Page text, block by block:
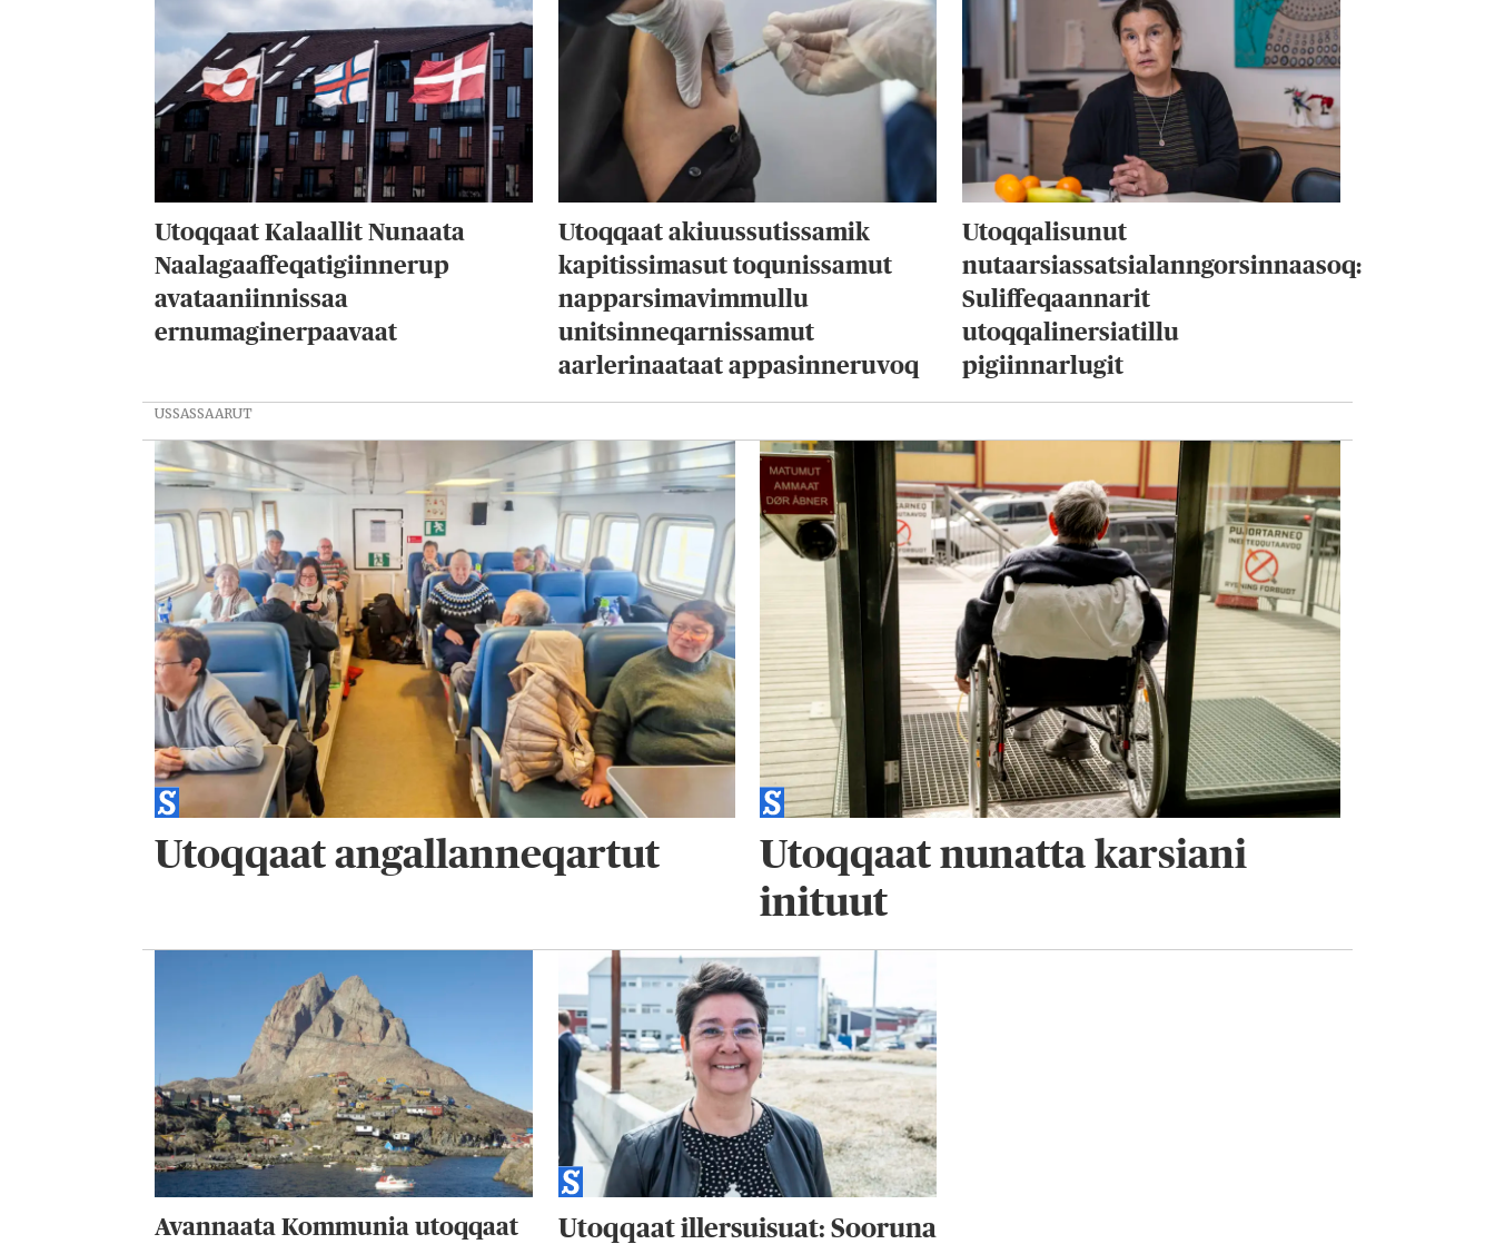
Utoqqaat Kalaallit Nunaata
Naalagaaffeqatigiinnerup
avataaniinnissaa
ernumaginerpaavaat
Utoqqaat akiuussutissamik
kapitissimasut toqunissamut
napparsimavimmullu
unitsinneqarnissamut
aarlerinaataat appasinneruvoq
Utoqqalisunut
nutaarsiassatsialanngorsinnaasoq:
Suliffeqaannarit
utoqqalinersiatillu
pigiinnarlugit
USSASSAARUT
Utoqqaat angallanneqartut
Utoqqaat nunatta karsiani
inituut
Avannaata Kommunia utoqqaat
Utoqqaat illersuisuat: Sooruna